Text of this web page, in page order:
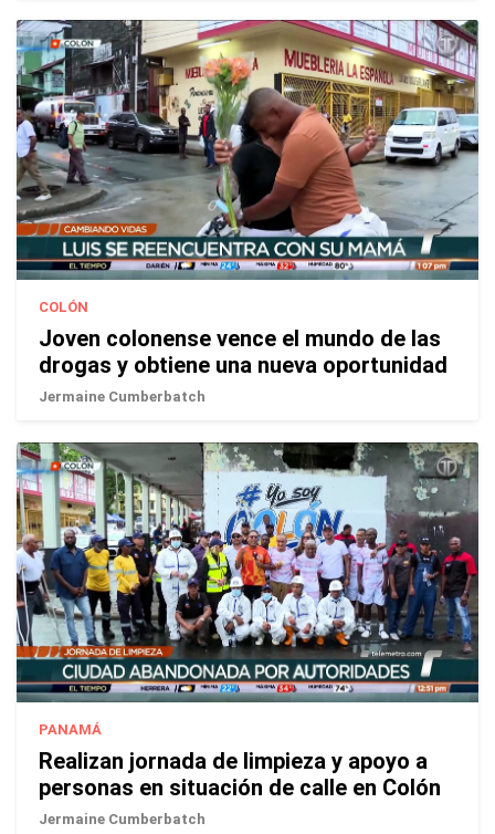
COLÓN
Joven colonense vence el mundo de las
drogas y obtiene una nueva oportunidad
Jermaine Cumberbatch
PANAMÁ
Realizan jornada de limpieza y apoyo a
personas en situación de calle en Colón
Jermaine Cumberbatch